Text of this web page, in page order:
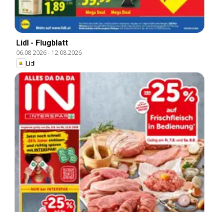
Lidl - Flugblatt
06.08.2026- 12.08.2026
Lidl